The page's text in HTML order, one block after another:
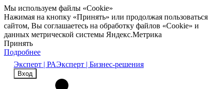
Мы используем файлы «Cookie»
Нажимая на кнопку «Принять» или продолжая пользоваться
сайтом, Вы соглашаетесь на обработку файлов «Cookie» и
данных метрической системы Яндекс.Метрика
Принять
Подробнее
Эксперт | РАЭксперт | Бизнес-решения
Вход